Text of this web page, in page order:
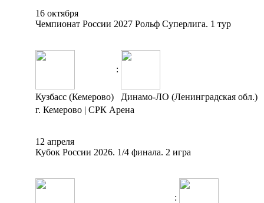
16 октября
Чемпионат России 2027 Рольф Суперлига. 1 тур
:
Кузбасс (Кемерово)
Динамо-ЛО (Ленинградская обл.)
г. Кемерово | СРК Арена
12 апреля
Кубок России 2026. 1/4 финала. 2 игра
: